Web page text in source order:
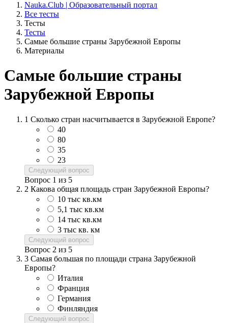
Nauka.Club | Образовательный портал
Все тесты
Тесты
Тесты
Самые большие страны Зарубежной Европы
Материалы
Самые большие страны
Зарубежной Европы
1 Сколько стран насчитывается в Зарубежной Европе?
40
80
35
23
Следующий вопрос
Вопрос 1 из 5
2 Какова общая площадь стран Зарубежной Европы?
10 тыс кв.км
5,1 тыс кв.км
14 тыс кв.км
3 тыс кв. км
Следующий вопрос
Вопрос 2 из 5
3 Самая большая по площади страна Зарубежной
Европы?
Италия
Франция
Германия
Финляндия
Следующий вопрос